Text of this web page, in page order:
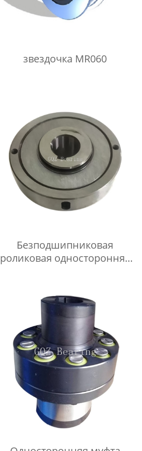
звездочка MR060
Безподшипниковая
роликовая односторонняя